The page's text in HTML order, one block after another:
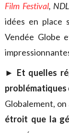
Film Festival,
idées en place
Vendée Globe
► Et quelles
problématiques
Globalement,
étroit que la